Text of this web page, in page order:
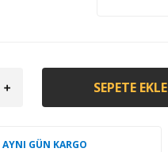
SEPETE EKLE
AYNI GÜN KARGO